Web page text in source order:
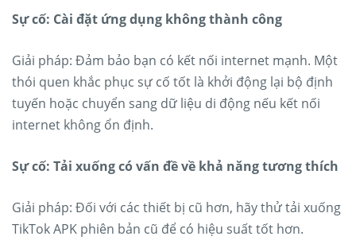
Sự cố: Cài đặt ứng dụng không thành công
Giải pháp: Đảm bảo bạn có kết nối internet mạnh. Một
thói quen khắc phục sự cố tốt là khởi động lại bộ định
tuyến hoặc chuyển sang dữ liệu di động nếu kết nối
internet không ổn định.
Sự cố: Tải xuống có vấn đề về khả năng tương thích
Giải pháp: Đối với các thiết bị cũ hơn, hãy thử tải xuống
TikTok APK phiên bản cũ để có hiệu suất tốt hơn.